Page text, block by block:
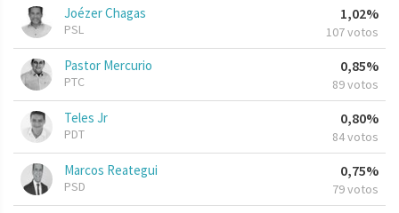
Joézer Chagas
PSL
1,02%
107 votos
Pastor Mercurio
PTC
0,85%
89 votos
Teles Jr
PDT
0,80%
84 votos
Marcos Reategui
PSD
0,75%
79 votos